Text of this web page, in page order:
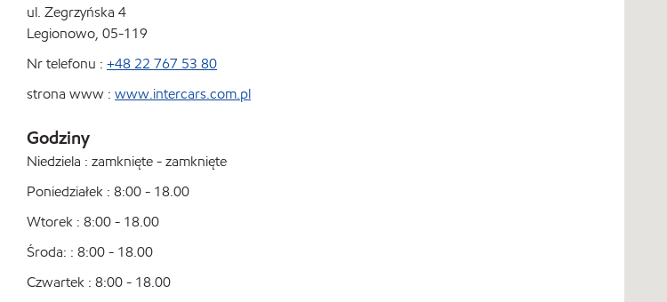
ul. Zegrzyńska 4
Legionowo, 05-119
Nr telefonu : +48 22 767 53 80
strona www : www.intercars.com.pl
Godziny
Niedziela : zamknięte - zamknięte
Poniedziałek : 8:00 - 18.00
Wtorek : 8:00 - 18.00
Środa: : 8:00 - 18.00
Czwartek : 8:00 - 18.00